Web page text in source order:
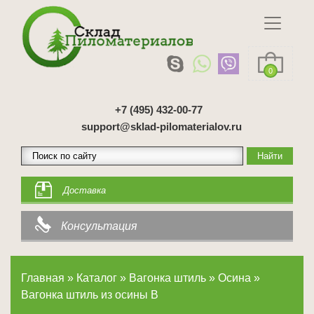
0
+7 (495) 432-00-77
support@sklad-pilomaterialov.ru
Доставка
Консультация
Главная » Каталог » Вагонка штиль » Осина »
Вагонка штиль из осины B